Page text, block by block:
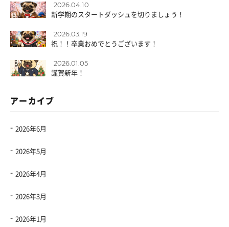
2026.04.10
新学期のスタートダッシュを切りましょう！
2026.03.19
祝！！卒業おめでとうございます！
2026.01.05
謹賀新年！
アーカイブ
2026年6月
2026年5月
2026年4月
2026年3月
2026年1月